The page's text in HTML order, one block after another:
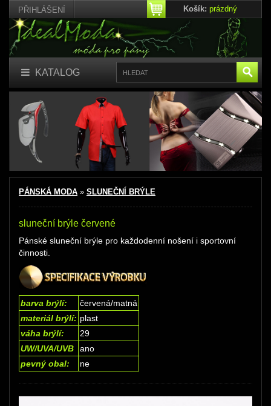
PŘIHLÁŠENÍ Košík: prázdný
KATALOG
PÁNSKÁ MODA » SLUNEČNÍ BRÝLE
sluneční brýle červené
Pánské sluneční brýle pro každodenní nošení i sportovní
činnosti.
barva brýlí:
červená/matná
materiál brýlí: plast
váha brýlí:
29
UW/UVA/UVB
ano
pevný obal:
ne